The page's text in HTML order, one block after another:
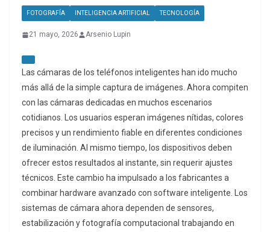
FOTOGRAFÍA INTELIGENCIA ARTIFICIAL TECNOLOGÍA
21 mayo, 2026 Arsenio Lupin
Las cámaras de los teléfonos inteligentes han ido mucho
más allá de la simple captura de imágenes. Ahora compiten
con las cámaras dedicadas en muchos escenarios
cotidianos. Los usuarios esperan imágenes nítidas, colores
precisos y un rendimiento fiable en diferentes condiciones
de iluminación. Al mismo tiempo, los dispositivos deben
ofrecer estos resultados al instante, sin requerir ajustes
técnicos. Este cambio ha impulsado a los fabricantes a
combinar hardware avanzado con software inteligente. Los
sistemas de cámara ahora dependen de sensores,
estabilización y fotografía computacional trabajando en